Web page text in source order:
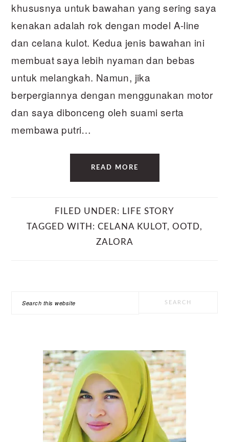
khususnya untuk bawahan yang sering saya
kenakan adalah rok dengan model A-line
dan celana kulot. Kedua jenis bawahan ini
membuat saya lebih nyaman dan bebas
untuk melangkah. Namun, jika
berpergiannya dengan menggunakan motor
dan saya dibonceng oleh suami serta
membawa putri…
READ MORE
FILED UNDER: LIFE STORY
TAGGED WITH: CELANA KULOT, OOTD,
ZALORA
Search